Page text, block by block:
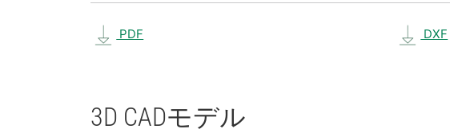
PDF DXF
3D CADモデル